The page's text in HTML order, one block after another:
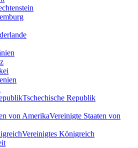
Tschechische Republik
Vereinigte Staaten von
Vereinigtes Königreich